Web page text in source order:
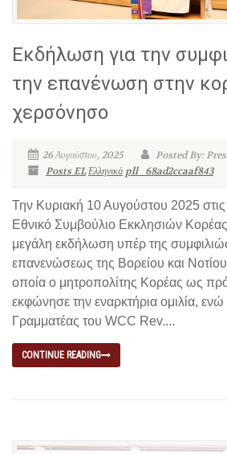
Εκδήλωση για την
την επανένωση στην
χερσόνησο
26 Αυγούστου, 2025
Posted By:
Posts ELΕλληνικά pll_68ad2ccaaf843
Την Κυριακή 10 Αυγούστου 2025
Εθνικό Συμβούλιο Εκκλησιών
μεγάλη εκδήλωση υπέρ της
επανενώσεως της Βορείου και
οποία ο μητροπολίτης Κορέας ως
εκφώνησε την εναρκτήρια ομιλία, ενώ
Γραμματέας του WCC Rev....
CONTINUE READING